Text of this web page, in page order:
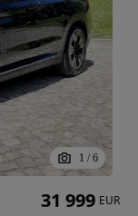
1 / 6
31 999 EUR